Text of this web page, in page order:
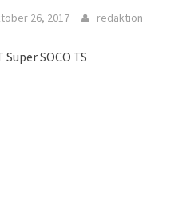
26, 2017 redaktion